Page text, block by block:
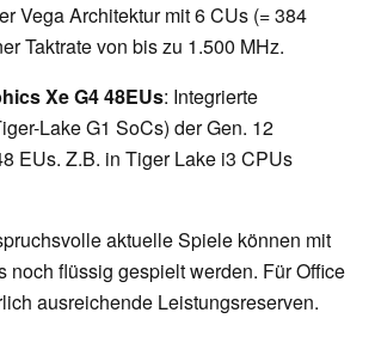
Vega Architektur mit 6 CUs (= 384
Taktrate von bis zu 1.500 MHz.
Xe G4 48EUs: Integrierte
Lake G1 SoCs) der Gen. 12
EUs. Z.B. in Tiger Lake i3 CPUs
aktuelle Spiele können mit
noch flüssig gespielt werden. Für Office
ausreichende Leistungsreserven.